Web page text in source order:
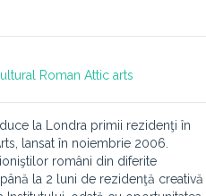
Roman Attic arts
la Londra primii rezidenţi în
lansat în noiembrie 2006.
români din diferite
la 2 luni de rezidenţă creativă